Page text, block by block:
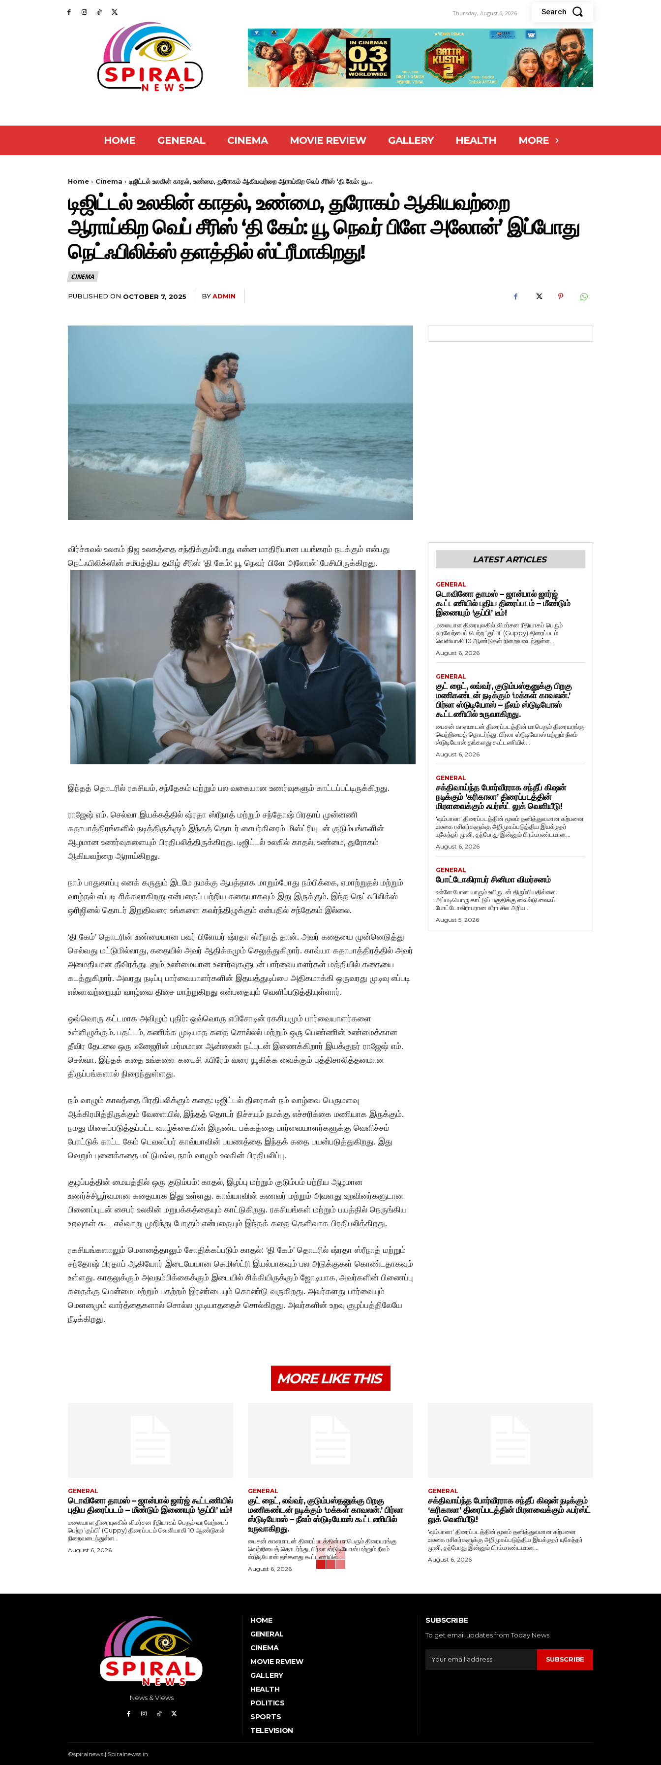
Thursday, August 6, 2026 Search
HOME GENERAL CINEMA MOVIE REVIEW GALLERY HEALTH MORE
Home Cinema டிஜிட்டல் உலகின் காதல், உண்மை, துரோகம் ஆகியவற்றை ஆராய்கிற வெப் சீரிஸ் ‘தி கேம்: யூ...
டிஜிட்டல் உலகின் காதல், உண்மை, துரோகம் ஆகியவற்றை
ஆராய்கிற வெப் சீரிஸ் ‘தி கேம்: யூ நெவர் பிளே அலோன்’ இப்போது
நெட்ஃபிலிக்ஸ் தளத்தில் ஸ்ட்ரீமாகிறது!
CINEMA
PUBLISHED ON OCTOBER 7, 2025 BYADMIN
விர்ச்சுவல் உலகம் நிஜ உலகத்தை சந்திக்கும்போது என்ன மாதிரியான பயங்கரம் நடக்கும் என்பது
நெட்ஃபிலிக்ஸின் சமீபத்திய தமிழ் சீரிஸ் ‘தி கேம்: யூ நெவர் பிளே அலோன்’ பேசியிருக்கிறது.
இந்தத் தொடரில் ரகசியம், சந்தேகம் மற்றும் பல வகையான உணர்வுகளும் காட்டப்பட்டிருக்கிறது.
ராஜேஷ் எம். செல்வா இயக்கத்தில் ஷ்ரதா ஸ்ரீநாத் மற்றும் சந்தோஷ் பிரதாப் முன்னணி
கதாபாத்திரங்களில் நடித்திருக்கும் இந்தத் தொடர் சைபர்கிரைம் மிஸ்ட்ரியுடன் குடும்பங்களின்
ஆழமான உணர்வுகளையும் பிரதிபலித்திருக்கிறது. டிஜிட்டல் உலகில் காதல், உண்மை, துரோகம்
ஆகியவற்றை ஆராய்கிறது.
நாம் பாதுகாப்பு எனக் கருதும் இடமே நமக்கு ஆபத்தாக மாறும்போது நம்பிக்கை, ஏமாற்றுதல் மற்றும்
வாழ்தல் எப்படி சிக்கலாகிறது என்பதைப் பற்றிய கதையாகவும் இது இருக்கும். இந்த நெட்ஃபிலிக்ஸ்
ஒரிஜினல் தொடர் இறுதிவரை உங்களை கவர்ந்திழுக்கும் என்பதில் சந்தேகம் இல்லை.
‘தி கேம்’ தொடரின் உண்மையான பவர் பிளேயர் ஷ்ரதா ஸ்ரீநாத் தான். அவர் கதையை முன்னெடுத்து
செல்வது மட்டுமில்லாது, கதையில் அவர் ஆதிக்கமும் செலுத்துகிறார். காவ்யா கதாபாத்திரத்தில் அவர்
அமைதியான தீவிரத்துடனும் உண்மையான உணர்வுகளுடன் பார்வையாளர்கள் மத்தியில் கதையை
கடத்துகிறார். அவரது நடிப்பு பார்வையாளர்களின் இதயத்துடிப்பை அதிகமாக்கி ஒருவரது முடிவு எப்படி
எல்லாவற்றையும் வாழ்வை திசை மாற்றுகிறது என்பதையும் வெளிப்படுத்தியுள்ளார்.
ஒவ்வொரு கட்டமாக அவிழும் புதிர்: ஒவ்வொரு எபிசோடின் ரகசியமும் பார்வையாளர்களை
உள்ளிழுக்கும். பதட்டம், கணிக்க முடியாத கதை சொல்லல் மற்றும் ஒரு பெண்ணின் உண்மைக்கான
தீவிர தேடலை ஒரு டீனேஜரின் மர்மமான ஆன்லைன் நட்புடன் இணைக்கிறார் இயக்குநர் ராஜேஷ் எம்.
செல்வா. இந்தக் கதை உங்களை கடைசி ஃபிரேம் வரை யூகிக்க வைக்கும் புத்திசாலித்தனமான
திருப்பங்களால் நிறைந்துள்ளது.
நம் வாழும் காலத்தை பிரதிபலிக்கும் கதை: டிஜிட்டல் திரைகள் நம் வாழ்வை பெருமளவு
ஆக்கிரமித்திருக்கும் வேளையில், இந்தத் தொடர் நிச்சயம் நமக்கு எச்சரிக்கை மணியாக இருக்கும்.
நமது மிகைப்படுத்தப்பட்ட வாழ்க்கையின் இருண்ட பக்கத்தை பார்வையாளர்களுக்கு வெளிச்சம்
போட்டுக் காட்ட கேம் டெவலப்பர் காவ்யாவின் பயணத்தை இந்தக் கதை பயன்படுத்துகிறது. இது
வெறும் புனைக்கதை மட்டுமல்ல, நாம் வாழும் உலகின் பிரதிபலிப்பு.
குழப்பத்தின் மையத்தில் ஒரு குடும்பம்: காதல், இழப்பு மற்றும் குடும்பம் பற்றிய ஆழமான
உணர்ச்சிபூர்வமான கதையாக இது உள்ளது. காவ்யாவின் கணவர் மற்றும் அவளது உறவினர்களுடான
பிணைப்புடன் சைபர் உலகின் மறுபக்கத்தையும் காட்டுகிறது. ரகசியங்கள் மற்றும் பயத்தில் நெருங்கிய
உறவுகள் கூட எவ்வாறு முறிந்து போகும் என்பதையும் இந்தக் கதை தெளிவாக பிரதிபலிக்கிறது.
ரகசியங்களாலும் மௌனத்தாலும் சோதிக்கப்படும் காதல்: ‘தி கேம்’ தொடரில் ஷ்ரதா ஸ்ரீநாத் மற்றும்
சந்தோஷ் பிரதாப் ஆகியோர் இடையேயான கெமிஸ்ட்ரி இயல்பாகவும் பல அடுக்குகள் கொண்டதாகவும்
உள்ளது. காதலுக்கும் அவநம்பிக்கைக்கும் இடையில் சிக்கியிருக்கும் ஜோடியாக, அவர்களின் பிணைப்பு
கதைக்கு மென்மை மற்றும் பதற்றம் இரண்டையும் கொண்டு வருகிறது. அவர்களது பார்வையும்
மெளனமும் வார்த்தைகளால் சொல்ல முடியாததைச் சொல்கிறது. அவர்களின் உறவு குழப்பத்திலேயே
நீடிக்கிறது.
LATEST ARTICLES
GENERAL
டொவினோ தாமஸ் – ஜான்பால் ஜார்ஜ்
கூட்டணியில் புதிய திரைப்படம் – மீண்டும்
இணையும் ‘குப்பி’ டீம்!
மலையாள திரையுலகில் விமர்சன ரீதியாகப் பெரும்
வரவேற்பைப் பெற்ற ‘குப்பி’ (Guppy) திரைப்படம்
வெளியாகி 10 ஆண்டுகள் நிறைவடைந்துள்ள...
August 6, 2026
GENERAL
குட் நைட், லவ்வர், குடும்பஸ்தனுக்கு பிறகு
மணிகண்டன் நடிக்கும் ‘மக்கள் காவலன்.’
பிர்லா ஸ்டுடியோஸ் – நீலம் ஸ்டுடியோஸ்
கூட்டணியில் உருவாகிறது.
பைசன் காளமாடன் திரைப்படத்தின் மாபெரும் திரையரங்கு
வெற்றியைத் தொடர்ந்து, பிர்லா ஸ்டுடியோஸ் மற்றும் நீலம்
ஸ்டுடியோஸ் தங்களது கூட்டணியில்...
August 6, 2026
GENERAL
சக்திவாய்ந்த போர்வீரராக சந்தீப் கிஷன்
நடிக்கும் ‘கரிகாலா’ திரைப்படத்தின்
மிரளவைக்கும் ஃபர்ஸ்ட் லுக் வெளியீடு!
'ஷம்பாலா' திரைப்படத்தின் மூலம் தனித்துவமான கற்பனை
உலகை ரசிகர்களுக்கு அறிமுகப்படுத்திய இயக்குநர்
யுகேந்தர் முனி, தற்போது இன்னும் பிரம்மாண்டமான...
August 6, 2026
GENERAL
போட்டோகிராபர் சினிமா விமர்சனம்
உள்ளே போன யாரும் உயிருடன் திரும்பியதில்லை.
அப்படியொரு காட்டுப் பகுதிக்கு வைல்டு லைஃப்
போட்டோகிராபரான வீரா சில அரிய...
August 5, 2026
MORE LIKE THIS
GENERAL
டொவினோ தாமஸ் – ஜான்பால் ஜார்ஜ் கூட்டணியில்
புதிய திரைப்படம் – மீண்டும் இணையும் ‘குப்பி’ டீம்!
மலையாள திரையுலகில் விமர்சன ரீதியாகப் பெரும் வரவேற்பைப்
பெற்ற ‘குப்பி’ (Guppy) திரைப்படம் வெளியாகி 10 ஆண்டுகள்
நிறைவடைந்துள்ள...
August 6, 2026
GENERAL
குட் நைட், லவ்வர், குடும்பஸ்தனுக்கு பிறகு
மணிகண்டன் நடிக்கும் ‘மக்கள் காவலன்.’ பிர்லா
ஸ்டுடியோஸ் – நீலம் ஸ்டுடியோஸ் கூட்டணியில்
உருவாகிறது.
பைசன் காளமாடன் திரைப்படத்தின் மாபெரும் திரையரங்கு
வெற்றியைத் தொடர்ந்து, பிர்லா ஸ்டுடியோஸ் மற்றும் நீலம்
ஸ்டுடியோஸ் தங்களது கூட்டணியில்...
August 6, 2026
GENERAL
சக்திவாய்ந்த போர்வீரராக சந்தீப் கிஷன் நடிக்கும்
‘கரிகாலா’ திரைப்படத்தின் மிரளவைக்கும் ஃபர்ஸ்ட்
லுக் வெளியீடு!
'ஷம்பாலா' திரைப்படத்தின் மூலம் தனித்துவமான கற்பனை
உலகை ரசிகர்களுக்கு அறிமுகப்படுத்திய இயக்குநர் யுகேந்தர்
முனி, தற்போது இன்னும் பிரம்மாண்டமான...
August 6, 2026
News & Views
HOME
GENERAL
CINEMA
MOVIE REVIEW
GALLERY
HEALTH
POLITICS
SPORTS
TELEVISION
SUBSCRIBE
To get email updates from Today News.
SUBSCRIBE
©spiralnews | Spiralnewss.in